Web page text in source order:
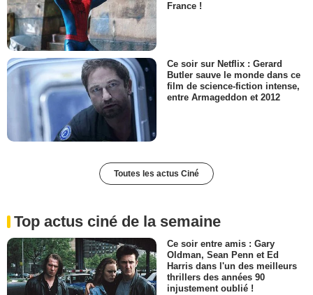
France !
Ce soir sur Netflix : Gerard
Butler sauve le monde dans ce
film de science-fiction intense,
entre Armageddon et 2012
Toutes les actus Ciné
Top actus ciné de la semaine
Ce soir entre amis : Gary
Oldman, Sean Penn et Ed
Harris dans l'un des meilleurs
thrillers des années 90
injustement oublié !